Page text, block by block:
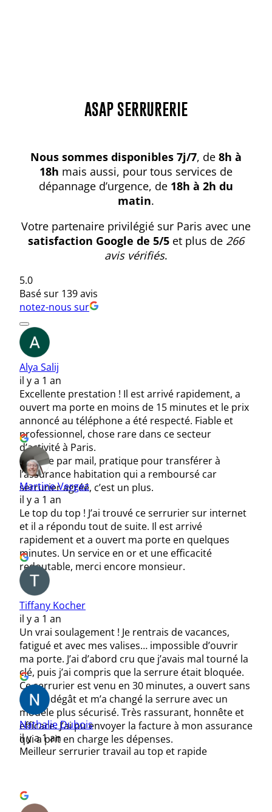
ASAP SERRURERIE
Nous sommes disponibles 7j/7, de 8h à
18h mais aussi, pour tous services de
dépannage d’urgence, de 18h à 2h du
matin.
Votre partenaire privilégié sur Paris avec une
satisfaction Google de 5/5 et plus de 266
avis vérifiés.
5.0
Basé sur 139 avis
notez-nous sur
Alya Salij
il y a 1 an
Excellente prestation ! Il est arrivé rapidement, a
ouvert ma porte en moins de 15 minutes et le prix
annoncé au téléphone a été respecté. Fiable et
professionnel, chose rare dans ce secteur
d’activité à Paris.
Facture par mail, pratique pour transférer à
l’assurance habitation qui a remboursé car
serrurier agréé, c’est un plus.
Martine Vergez
il y a 1 an
Le top du top ! J’ai trouvé ce serrurier sur internet
et il a répondu tout de suite. Il est arrivé
rapidement et a ouvert ma porte en quelques
minutes. Un service en or et une efficacité
redoutable, merci encore monsieur.
Tiffany Kocher
il y a 1 an
Un vrai soulagement ! Je rentrais de vacances,
fatigué et avec mes valises… impossible d’ouvrir
ma porte. J’ai d’abord cru que j’avais mal tourné la
clé, puis j’ai compris que la serrure était bloquée.
Ce serrurier est venu en 30 minutes, a ouvert sans
aucun dégât et m’a changé la serrure avec un
modèle plus sécurisé. Très rassurant, honnête et
efficace. J’ai pu envoyer la facture à mon assurance
qui a prit en charge les dépenses.
Nathalie Dubois
il y a 1 an
Meilleur serrurier travail au top et rapide